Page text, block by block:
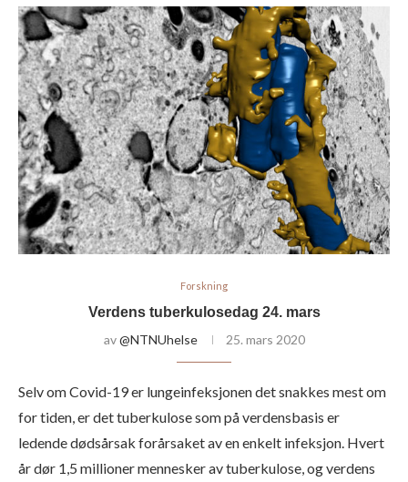
Forskning
Verdens tuberkulosedag 24. mars
av@NTNUhelse 25. mars 2020
Selv om Covid-19 er lungeinfeksjonen det snakkes mest om
for tiden, er det tuberkulose som på verdensbasis er
ledende dødsårsak forårsaket av en enkelt infeksjon. Hvert
år dør 1,5 millioner mennesker av tuberkulose, og verdens